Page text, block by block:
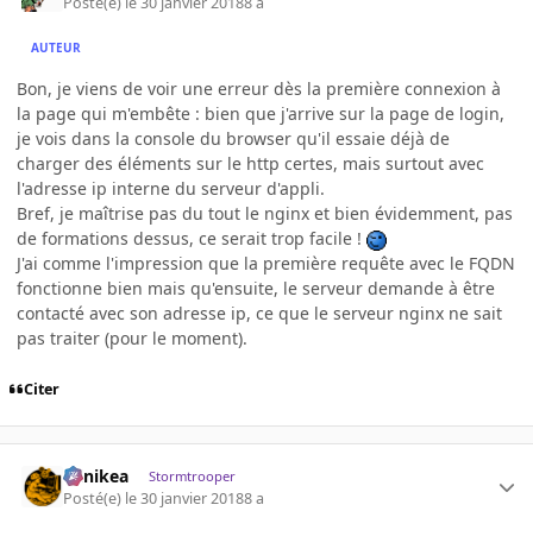
AUTEUR
Bon, je viens de voir une erreur dès la première connexion à
la page qui m'embête : bien que j'arrive sur la page de login,
je vois dans la console du browser qu'il essaie déjà de
charger des éléments sur le http certes, mais surtout avec
l'adresse ip interne du serveur d'appli.
Bref, je maîtrise pas du tout le nginx et bien évidemment, pas
de formations dessus, ce serait trop facile !
J'ai comme l'impression que la première requête avec le FQDN
fonctionne bien mais qu'ensuite, le serveur demande à être
contacté avec son adresse ip, ce que le serveur nginx ne sait
pas traiter (pour le moment).
Citer
Minikea Stormtrooper
Posté(e) le 30 janvier 20188 a